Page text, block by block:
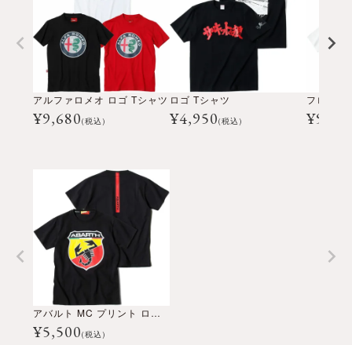
アルファロメオ ロゴ Tシャツ
¥9,680(税込)
ロゴ Tシャツ
¥4,950(税込)
フロント
¥
アバルト MC プリント ロゴ Tシャツ
¥5,500(税込)